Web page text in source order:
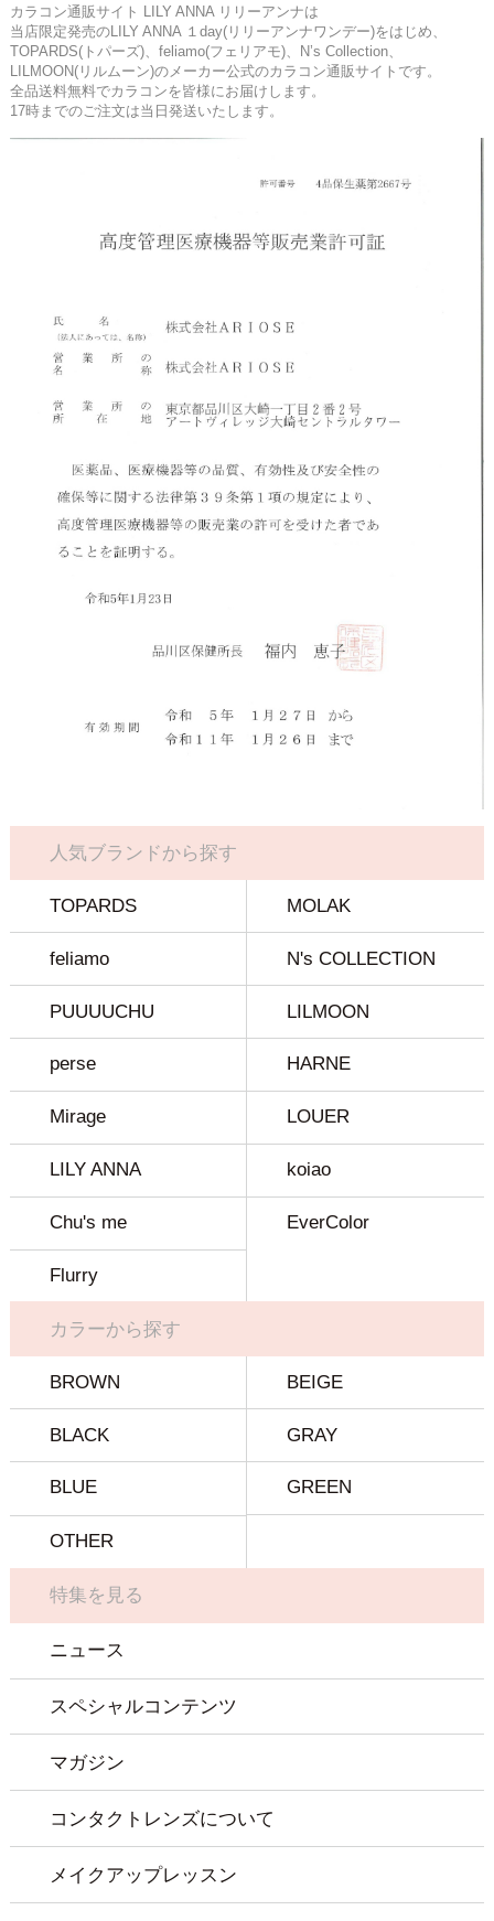
カラコン通販サイト LILY ANNA リリーアンナは
当店限定発売のLILY ANNA １day(リリーアンナワンデー)をはじめ、
TOPARDS(トパーズ)、feliamo(フェリアモ)、N’s Collection、
LILMOON(リルムーン)のメーカー公式のカラコン通販サイトです。
全品送料無料でカラコンを皆様にお届けします。
17時までのご注文は当日発送いたします。
人気ブランドから探す
TOPARDS MOLAK
feliamo N's COLLECTION
PUUUUCHU LILMOON
perse HARNE
Mirage LOUER
LILY ANNA koiao
Chu's me EverColor
Flurry
カラーから探す
BROWN BEIGE
BLACK GRAY
BLUE GREEN
OTHER
特集を見る
ニュース
スペシャルコンテンツ
マガジン
コンタクトレンズについて
メイクアップレッスン